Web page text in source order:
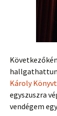
Károly
egyszuszra
vendégem